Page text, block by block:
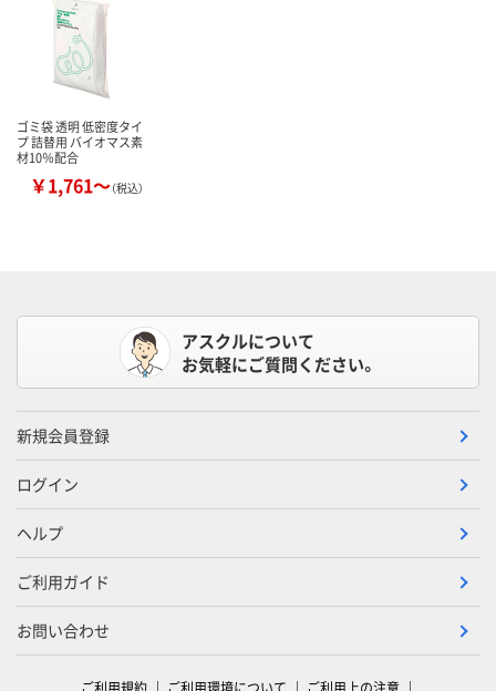
ゴミ袋 透明 低密度タイ
プ 詰替用 バイオマス素
材10％配合
￥1,761～（税込）
アスクルについて
お気軽にご質問ください。
新規会員登録
ログイン
ヘルプ
ご利用ガイド
お問い合わせ
ご利用規約 ご利用環境について ご利用上の注意